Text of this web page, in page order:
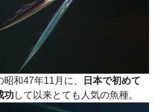
和47年11月に、
日本で初めて
功して以来とても人気の魚種。